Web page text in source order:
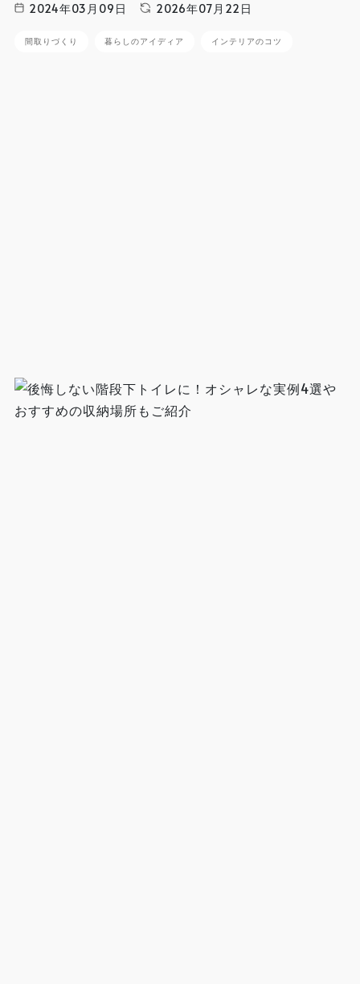
2024年03月09日 2026年07月22日
間取りづくり 暮らしのアイディア インテリアのコツ